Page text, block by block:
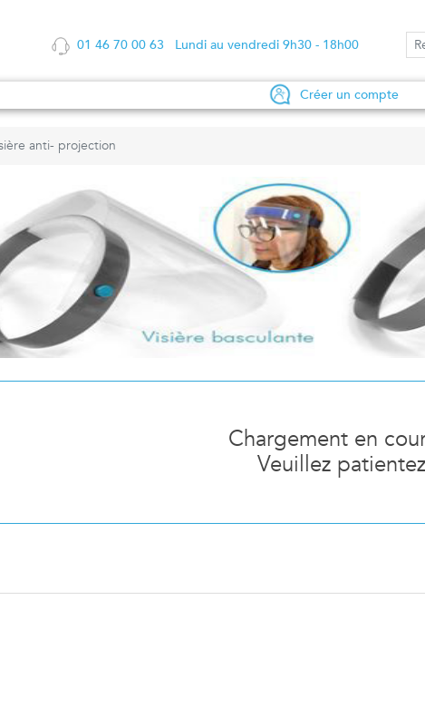
01 46 70 00 63 Lundi au vendredi 9h30 - 18h00
Créer un compte
anti- projection
Chargement en
Veuillez patientez